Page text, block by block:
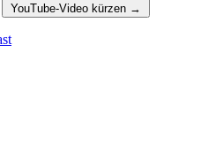
YouTube-Video kürzen →